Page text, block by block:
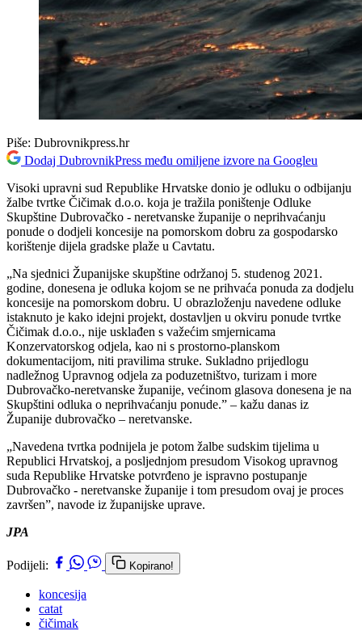
Piše: Dubrovnikpress.hr
Dodaj DubrovnikPress među omiljene izvore na Googleu
Visoki upravni sud Republike Hrvatske donio je odluku o odbijanju
žalbe tvrtke Čičimak d.o.o. koja je tražila poništenje Odluke
Skupštine Dubrovačko - neretvanske županije o neprihvaćanju
ponude o dodjeli koncesije na pomorskom dobru za gospodarsko
korištenje dijela gradske plaže u Cavtatu.
„Na sjednici Županijske skupštine održanoj 5. studenog 2021.
godine, donesena je odluka kojom se ne prihvaća ponuda za dodjelu
koncesije na pomorskom dobru. U obrazloženju navedene odluke
istaknuto je kako idejni projekt, dostavljen u okviru ponude tvrtke
Čičimak d.o.o., nije usklađen s važećim smjernicama
Konzervatorskog odjela, kao ni s prostorno-planskom
dokumentacijom, niti pravilima struke. Sukladno prijedlogu
nadležnog Upravnog odjela za poduzetništvo, turizam i more
Dubrovačko-neretvanske županije, većinom glasova donesena je na
Skupštini odluka o neprihvaćanju ponude.” – kažu danas iz
Županije dubrovačko – neretvanske.
„Navedena tvrtka podnijela je potom žalbe sudskim tijelima u
Republici Hrvatskoj, a posljednjom presudom Visokog upravnog
suda Republike Hrvatske potvrđeno je ispravno postupanje
Dubrovačko - neretvanske županije i tom presudom ovaj je proces
završen”, navode iz županijske uprave.
JPA
Podijeli: Kopirano!
koncesija
catat
čičimak